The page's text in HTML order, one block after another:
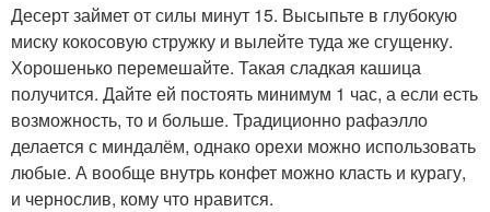
Десерт займет от силы минут 15. Высыпьте в глубокую
миску кокосовую стружку и вылейте туда же сгущенку.
Хорошенько перемешайте. Такая сладкая кашица
получится. Дайте ей постоять минимум 1 час, а если есть
возможность, то и больше. Традиционно рафаэлло
делается с миндалём, однако орехи можно использовать
любые. А вообще внутрь конфет можно класть и курагу,
и чернослив, кому что нравится.